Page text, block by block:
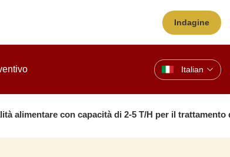
Indagine
Italian
alimentare con capacità di 2-5 T/H per il trattamento